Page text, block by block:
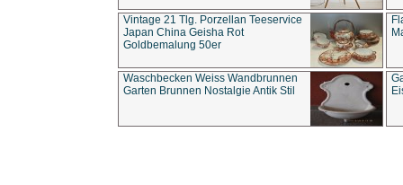
Vintage 21 Tlg. Porzellan Teeservice
Japan China Geisha Rot
Goldbemalung 50er
Waschbecken Weiss Wandbrunnen
Garten Brunnen Nostalgie Antik Stil